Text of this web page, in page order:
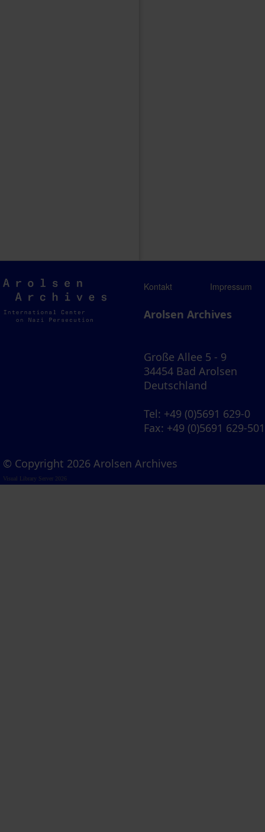
Arolsen
Archives
Kontakt Impressum
Arolsen Archives
Große Allee 5 - 9
34454 Bad Arolsen
Deutschland
Tel: +49 (0)5691 629-0
Fax: +49 (0)5691 629-501
© Copyright 2026 Arolsen Archives
Visual Library Server 2026